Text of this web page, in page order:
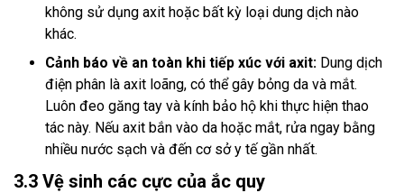
không sử dụng axit hoặc bất kỳ loại dung dịch nào
khác.
Cảnh báo về an toàn khi tiếp xúc với axit: Dung dịch
điện phân là axit loãng, có thể gây bỏng da và mắt.
Luôn đeo găng tay và kính bảo hộ khi thực hiện thao
tác này. Nếu axit bắn vào da hoặc mắt, rửa ngay bằng
nhiều nước sạch và đến cơ sở y tế gần nhất.
3.3 Vệ sinh các cực của ắc quy